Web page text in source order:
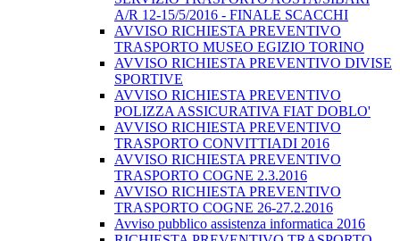
A/R 12-15/5/2016 - FINALE SCACCHI
AVVISO RICHIESTA PREVENTIVO
TRASPORTO MUSEO EGIZIO TORINO
AVVISO RICHIESTA PREVENTIVO DIVISE
SPORTIVE
AVVISO RICHIESTA PREVENTIVO
POLIZZA ASSICURATIVA FIAT DOBLO'
AVVISO RICHIESTA PREVENTIVO
TRASPORTO CONVITTIADI 2016
AVVISO RICHIESTA PREVENTIVO
TRASPORTO COGNE 2.3.2016
AVVISO RICHIESTA PREVENTIVO
TRASPORTO COGNE 26-27.2.2016
Avviso pubblico assistenza informatica 2016